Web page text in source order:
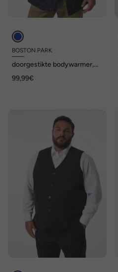
BOSTON PARK
doorgestikte bodywarmer,
99,99€